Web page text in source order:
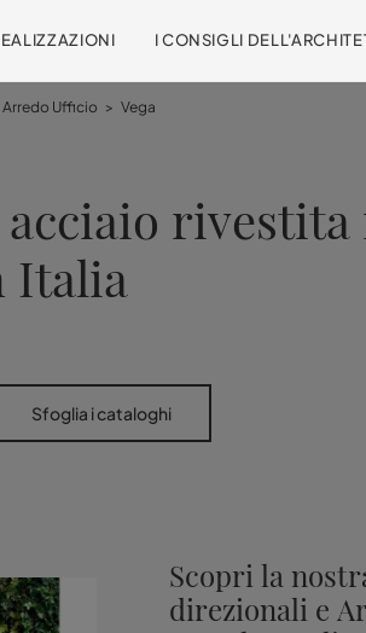
I CONSIGLI
Arredo Ufficio > Vega
Italia
Sfoglia i cataloghi
Scopri la
direzionali e